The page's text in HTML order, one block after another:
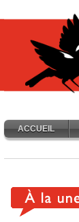
ACCUEIL